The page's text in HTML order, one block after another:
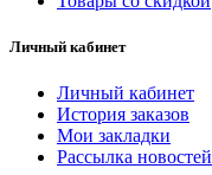
Личный кабинет
Личный кабинет
История заказов
Мои закладки
Рассылка новостей